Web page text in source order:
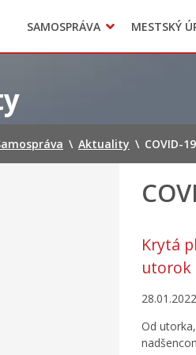
SAMOSPRÁVA MESTSKÝ
Oznamy
Mladí BB
Head of Municipal office
\ Aktuality \ COVID-19
Krytá
utorok
28.01.2022
Od